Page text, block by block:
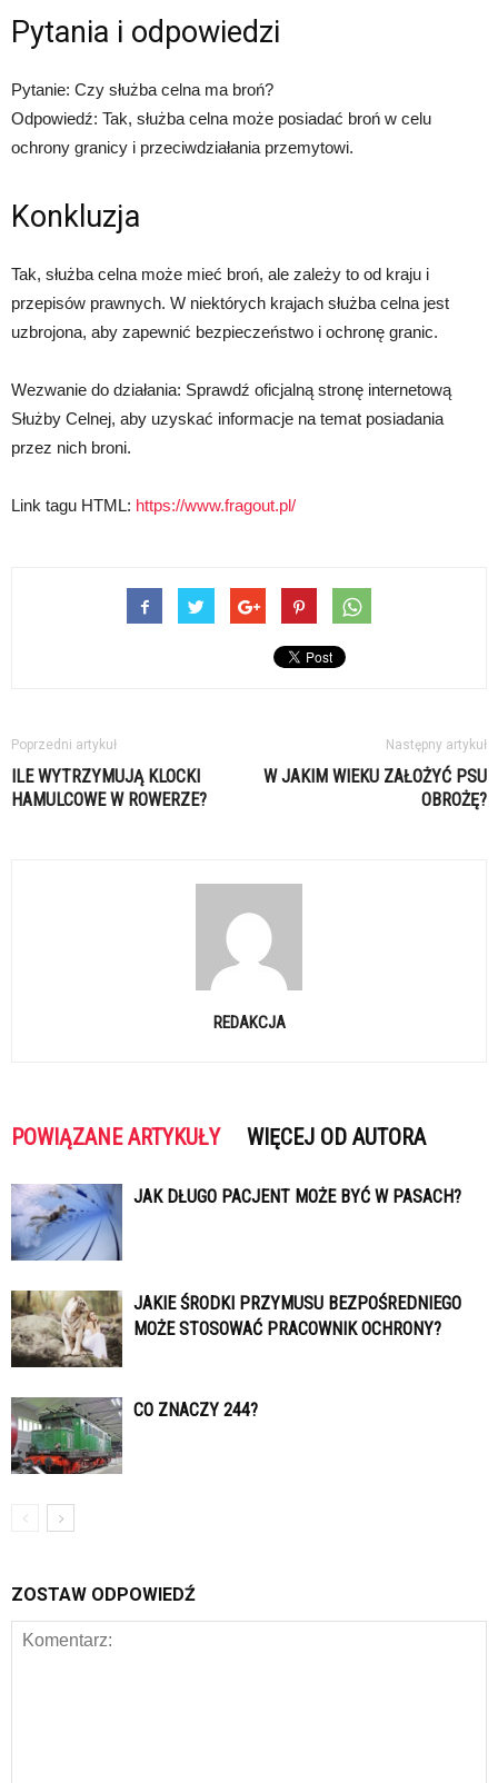
Pytania i odpowiedzi
Pytanie: Czy służba celna ma broń?
Odpowiedź: Tak, służba celna może posiadać broń w celu
ochrony granicy i przeciwdziałania przemytowi.
Konkluzja
Tak, służba celna może mieć broń, ale zależy to od kraju i
przepisów prawnych. W niektórych krajach służba celna jest
uzbrojona, aby zapewnić bezpieczeństwo i ochronę granic.
Wezwanie do działania: Sprawdź oficjalną stronę internetową
Służby Celnej, aby uzyskać informacje na temat posiadania
przez nich broni.
Link tagu HTML: https://www.fragout.pl/
Poprzedni artykuł
ILE WYTRZYMUJĄ KLOCKI
HAMULCOWE W ROWERZE?
Następny artykuł
W JAKIM WIEKU ZAŁOŻYĆ PSU
OBROŻĘ?
REDAKCJA
POWIĄZANE ARTYKUŁY WIĘCEJ OD AUTORA
JAK DŁUGO PACJENT MOŻE BYĆ W PASACH?
JAKIE ŚRODKI PRZYMUSU BEZPOŚREDNIEGO
MOŻE STOSOWAĆ PRACOWNIK OCHRONY?
CO ZNACZY 244?
ZOSTAW ODPOWIEDŹ